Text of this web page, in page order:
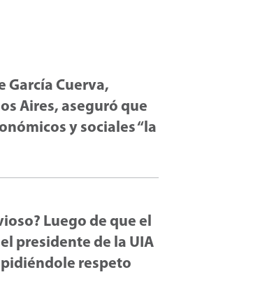
García Cuerva,
Aires, aseguró que
y sociales “la
Luego de que el
presidente de la UIA
respeto